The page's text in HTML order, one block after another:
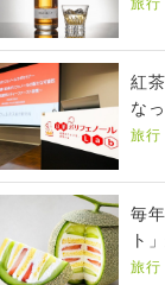
紅
な
旅行
毎
ト
旅行